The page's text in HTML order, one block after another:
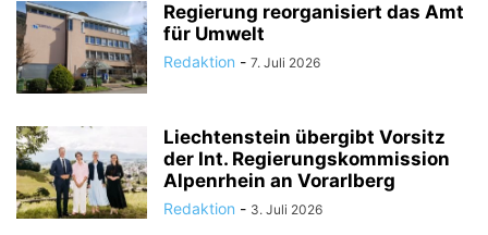
Regierung reorganisiert das Amt
für Umwelt
Redaktion - 7. Juli 2026
Liechtenstein übergibt Vorsitz
der Int. Regierungskommission
Alpenrhein an Vorarlberg
Redaktion - 3. Juli 2026